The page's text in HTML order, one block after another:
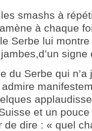
smashs à
à chaque
Serbe lui
du Serbe qui
et un
de dire : « quel